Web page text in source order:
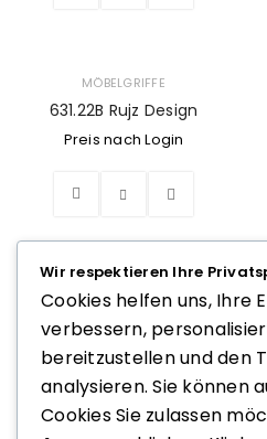
MÖBELGRIFFE
631.22B Rujz Design
Preis nach Login
MÖBELGRIFFE
715.13B Rujz Design
Preis nach Login
Wir respektieren Ihre
Cookies helfen uns, Ihre
verbessern,
bereitzustellen und den
analysieren. Sie können
Cookies Sie zulassen